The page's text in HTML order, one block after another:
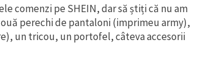
comenzi pe SHEIN, dar să știți că nu am
perechi de pantaloni (imprimeu army),
un tricou, un portofel, câteva accesorii